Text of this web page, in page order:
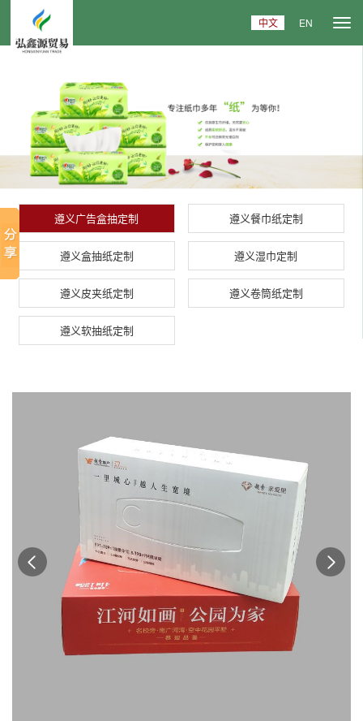
中文 EN
遵义广告盒抽定制 遵义餐巾纸定制
遵义盒抽纸定制 遵义湿巾定制
遵义皮夹纸定制 遵义卷筒纸定制
遵义软抽纸定制